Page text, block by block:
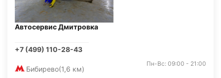
Автосервис Дмитровка
+7 (499) 110-28-43
Бибирево(1,6 км)
Пн-Вс: 09:00 - 21:00